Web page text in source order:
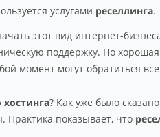
услугами реселлинга.
этот вид интернет-
поддержку. Но
момент могут обратиться
хостинга? Как уже было
Практика показывает, что